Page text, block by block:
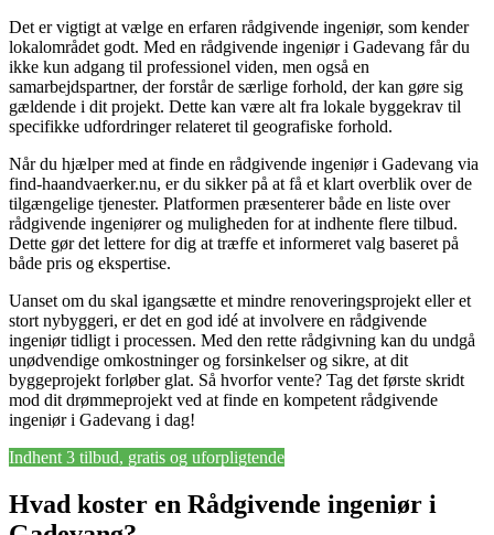
Det er vigtigt at vælge en erfaren rådgivende ingeniør, som kender
lokalområdet godt. Med en rådgivende ingeniør i Gadevang får du
ikke kun adgang til professionel viden, men også en
samarbejdspartner, der forstår de særlige forhold, der kan gøre sig
gældende i dit projekt. Dette kan være alt fra lokale byggekrav til
specifikke udfordringer relateret til geografiske forhold.
Når du hjælper med at finde en rådgivende ingeniør i Gadevang via
find-haandvaerker.nu, er du sikker på at få et klart overblik over de
tilgængelige tjenester. Platformen præsenterer både en liste over
rådgivende ingeniører og muligheden for at indhente flere tilbud.
Dette gør det lettere for dig at træffe et informeret valg baseret på
både pris og ekspertise.
Uanset om du skal igangsætte et mindre renoveringsprojekt eller et
stort nybyggeri, er det en god idé at involvere en rådgivende
ingeniør tidligt i processen. Med den rette rådgivning kan du undgå
unødvendige omkostninger og forsinkelser og sikre, at dit
byggeprojekt forløber glat. Så hvorfor vente? Tag det første skridt
mod dit drømmeprojekt ved at finde en kompetent rådgivende
ingeniør i Gadevang i dag!
Indhent 3 tilbud, gratis og uforpligtende
Hvad koster en Rådgivende ingeniør i